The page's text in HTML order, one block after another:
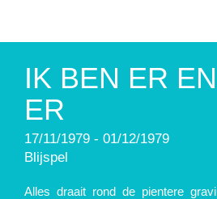
IK BEN ER
ER
17/11/1979 - 01/12/1979
Blijspel
Alles draait rond de pientere